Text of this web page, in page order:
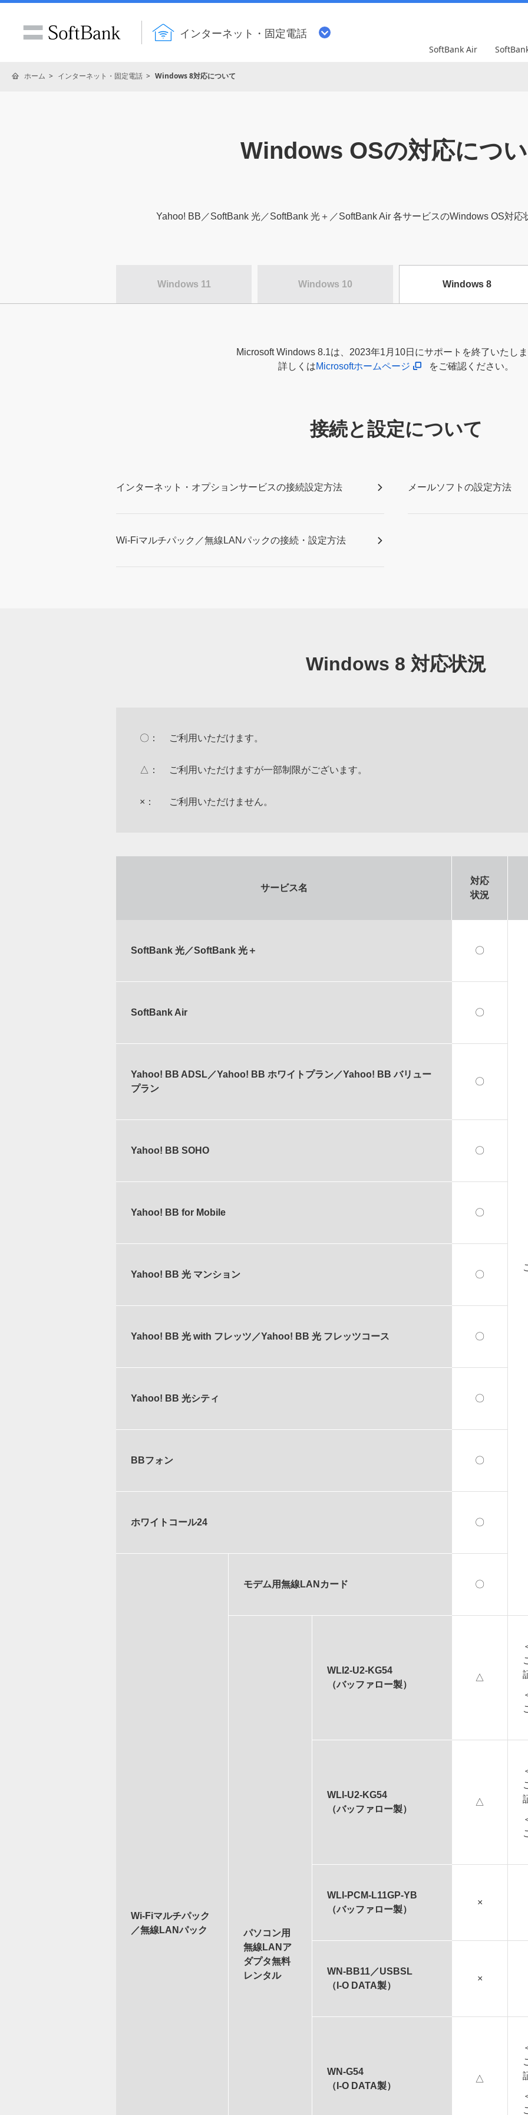
インターネット・固定電話
SoftBank Air
ホーム インターネット・固定電話 Windows 8対応について
Windows OSの対応につ
Yahoo! BB／SoftBank 光／SoftBank 光＋／SoftBank Air 各サービスのWindows OS対応
Windows 11 Windows 10 Windows 8
Microsoft Windows 8.1は、2023年1月10日にサポートを終了いたし
詳しくはMicrosoftホームページ をご確認ください。
接続と設定について
インターネット・オプションサービスの接続設定方法 メールソフトの設定方法
Wi-Fiマルチパック／無線LANパックの接続・設定方法
Windows 8 対応状況
〇： ご利用いただけます。
△： ご利用いただけますが一部制限がございます。
×： ご利用いただけません。
サービス名
対応
状況
SoftBank 光／SoftBank 光＋ 〇
SoftBank Air 〇
Yahoo! BB ADSL／Yahoo! BB ホワイトプラン／Yahoo! BB バリュー
プラン
〇
Yahoo! BB SOHO 〇
Yahoo! BB for Mobile 〇
Yahoo! BB 光 マンション 〇
Yahoo! BB 光 with フレッツ／Yahoo! BB 光 フレッツコース 〇
Yahoo! BB 光シティ 〇
BBフォン 〇
ホワイトコール24 〇
Wi-Fiマルチパック
／無線LANパック
モデム用無線LANカード 〇
パソコン用
無線LANア
ダプタ無料
レンタル
WLI2-U2-KG54
（バッファロー製）
△
WLI-U2-KG54
（バッファロー製）
△
WLI-PCM-L11GP-YB
（バッファロー製）
×
WN-BB11／USBSL
（I-O DATA製）
×
WN-G54
（I-O DATA製）
△